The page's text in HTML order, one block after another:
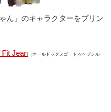
ん」のキャラクターをプリン
Fit Jean （オールドッグスゴートゥヘブンルー